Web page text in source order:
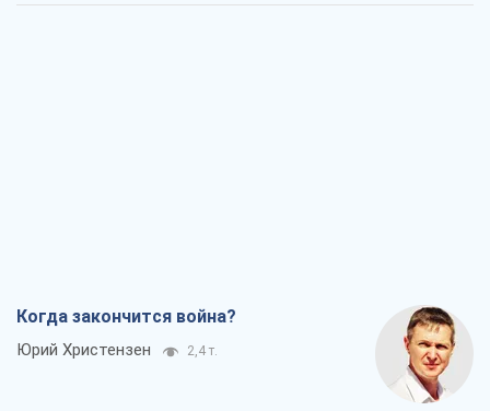
Когда закончится война?
Юрий Христензен 2,4 т.